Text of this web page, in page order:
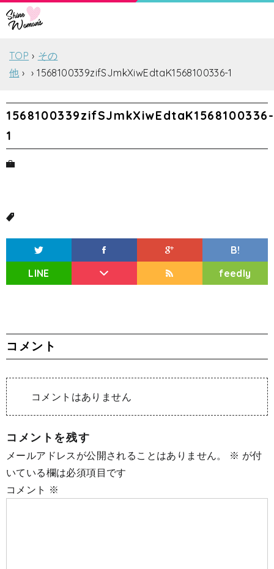
TOP
その
他
1568100339zifSJmkXiwEdtaK1568100336-1
1568100339zifSJmkXiwEdtaK1568100336-
1
B!
LINE
feedly
コメント
コメントはありません
コメントを残す
メールアドレスが公開されることはありません。 ※ が付
いている欄は必須項目です
コメント ※